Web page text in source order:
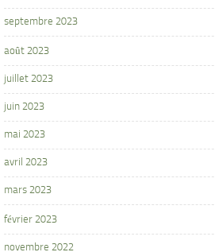
septembre 2023
août 2023
juillet 2023
juin 2023
mai 2023
avril 2023
mars 2023
février 2023
novembre 2022